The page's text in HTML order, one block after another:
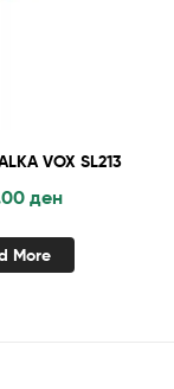
VOX SL213
ден
More